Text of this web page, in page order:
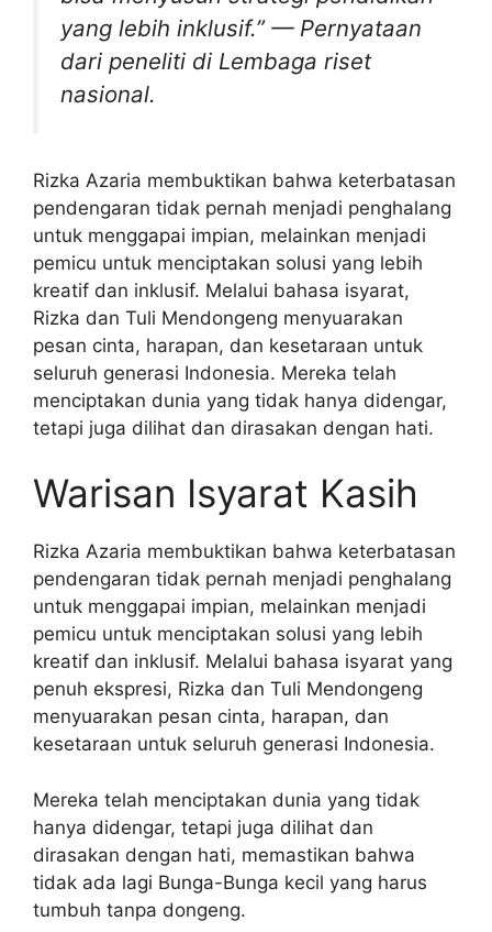
yang lebih inklusif.”— Pernyataan
dari peneliti di Lembaga riset
nasional.
Rizka Azaria membuktikan bahwa keterbatasan
pendengaran tidak pernah menjadi penghalang
untuk menggapai impian, melainkan menjadi
pemicu untuk menciptakan solusi yang lebih
kreatif dan inklusif. Melalui bahasa isyarat,
Rizka dan Tuli Mendongeng menyuarakan
pesan cinta, harapan, dan kesetaraan untuk
seluruh generasi Indonesia. Mereka telah
menciptakan dunia yang tidak hanya didengar,
tetapi juga dilihat dan dirasakan dengan hati.
Warisan Isyarat Kasih
Rizka Azaria membuktikan bahwa keterbatasan
pendengaran tidak pernah menjadi penghalang
untuk menggapai impian, melainkan menjadi
pemicu untuk menciptakan solusi yang lebih
kreatif dan inklusif. Melalui bahasa isyarat yang
penuh ekspresi, Rizka dan Tuli Mendongeng
menyuarakan pesan cinta, harapan, dan
kesetaraan untuk seluruh generasi Indonesia.
Mereka telah menciptakan dunia yang tidak
hanya didengar, tetapi juga dilihat dan
dirasakan dengan hati, memastikan bahwa
tidak ada lagi Bunga-Bunga kecil yang harus
tumbuh tanpa dongeng.